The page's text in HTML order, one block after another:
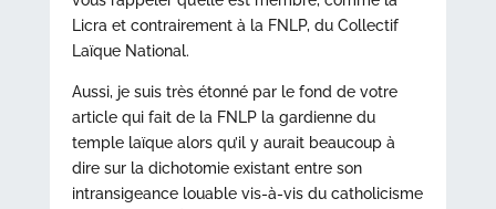
Licra et contrairement à la FNLP, du Collectif
Laïque National.
Aussi, je suis très étonné par le fond de votre
article qui fait de la FNLP la gardienne du
temple laïque alors qu’il y aurait beaucoup à
dire sur la dichotomie existant entre son
intransigeance louable vis-à-vis du catholicisme